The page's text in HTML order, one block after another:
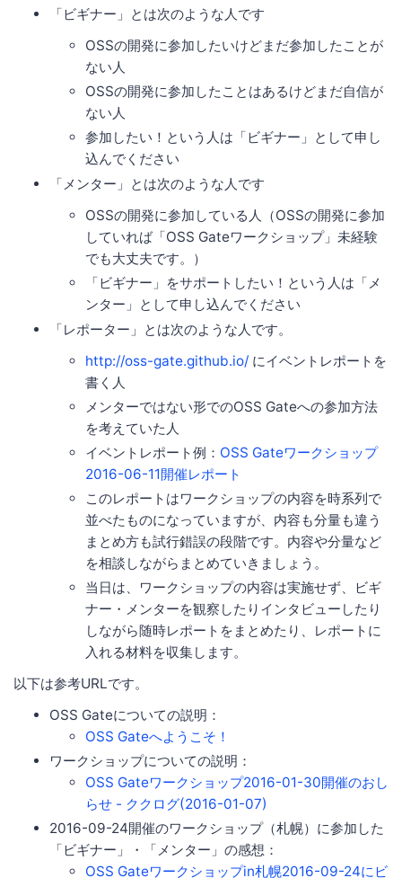
「ビギナー」とは次のような人です
OSSの開発に参加したいけどまだ参加したことが
ない人
OSSの開発に参加したことはあるけどまだ自信が
ない人
参加したい！という人は「ビギナー」として申し
込んでください
「メンター」とは次のような人です
OSSの開発に参加している人（OSSの開発に参加
していれば「OSS Gateワークショップ」未経験
でも大丈夫です。）
「ビギナー」をサポートしたい！という人は「メ
ンター」として申し込んでください
「レポーター」とは次のような人です。
http://oss-gate.github.io/ にイベントレポートを
書く人
メンターではない形でのOSS Gateへの参加方法
を考えていた人
イベントレポート例： OSS Gateワークショップ
2016-06-11開催レポート
このレポートはワークショップの内容を時系列で
並べたものになっていますが、内容も分量も違う
まとめ方も試行錯誤の段階です。内容や分量など
を相談しながらまとめていきましょう。
当日は、ワークショップの内容は実施せず、ビギ
ナー・メンターを観察したりインタビューしたり
しながら随時レポートをまとめたり、レポートに
入れる材料を収集します。
以下は参考URLです。
OSS Gateについての説明：
OSS Gateへようこそ！
ワークショップについての説明：
OSS Gateワークショップ2016-01-30開催のおし
らせ - ククログ(2016-01-07)
2016-09-24開催のワークショップ（札幌）に参加した
「ビギナー」・「メンター」の感想：
OSS Gateワークショップin札幌2016-09-24にビ